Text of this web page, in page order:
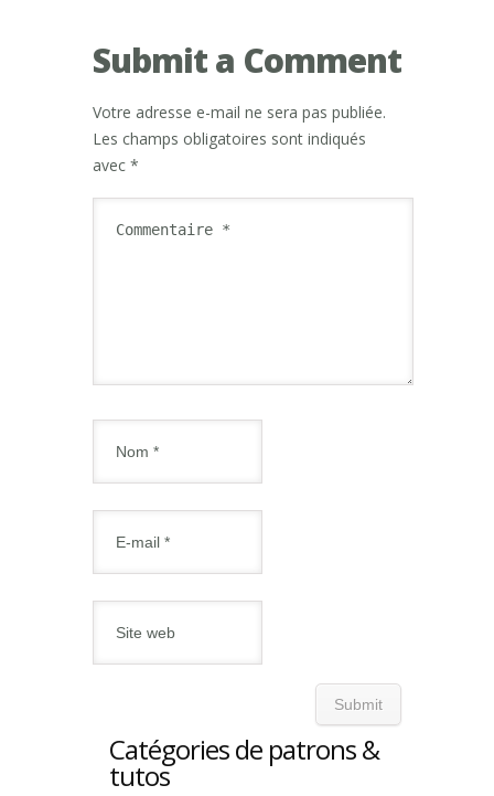
Submit a Comment
Votre adresse e-mail ne sera pas publiée.
Les champs obligatoires sont indiqués
avec *
Catégories de patrons &
tutos